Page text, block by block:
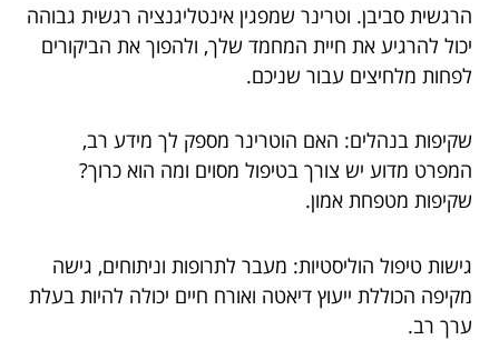
הרגשית סביבן. וטרינר שמפגין אינטליגנציה רגשית גבוהה
יכול להרגיע את חיית המחמד שלך, ולהפוך את הביקורים
לפחות מלחיצים עבור שניכם.
שקיפות בנהלים: האם הוטרינר מספק לך מידע רב,
המפרט מדוע יש צורך בטיפול מסוים ומה הוא כרוך?
שקיפות מטפחת אמון.
גישות טיפול הוליסטיות: מעבר לתרופות וניתוחים, גישה
מקיפה הכוללת ייעוץ דיאטה ואורח חיים יכולה להיות בעלת
ערך רב.